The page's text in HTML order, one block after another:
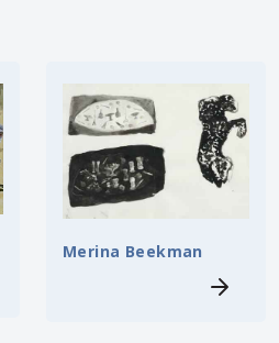
Merina Beekman